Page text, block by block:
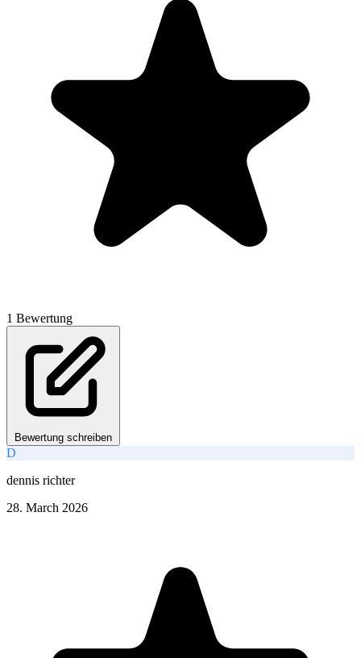
1 Bewertung
Bewertung schreiben
D
dennis richter
28. March 2026